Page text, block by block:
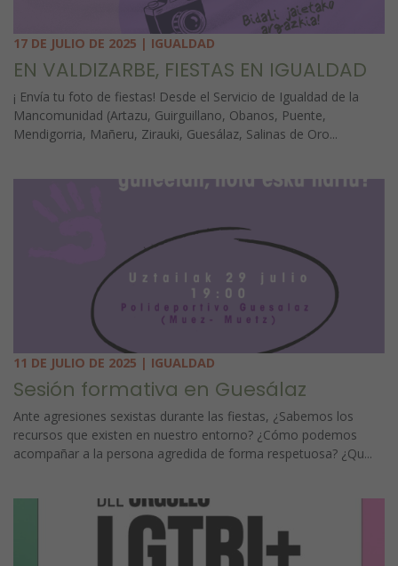
17 DE JULIO DE 2025 | IGUALDAD
EN VALDIZARBE, FIESTAS EN IGUALDAD
¡ Envía tu foto de fiestas! Desde el Servicio de Igualdad de la
Mancomunidad (Artazu, Guirguillano, Obanos, Puente,
Mendigorria, Mañeru, Zirauki, Guesálaz, Salinas de Oro...
11 DE JULIO DE 2025 | IGUALDAD
Sesión formativa en Guesálaz
Ante agresiones sexistas durante las fiestas, ¿Sabemos los
recursos que existen en nuestro entorno? ¿Cómo podemos
acompañar a la persona agredida de forma respetuosa? ¿Qu...